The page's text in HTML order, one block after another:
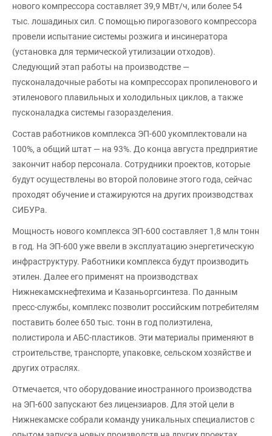
нового компрессора составляет 39,9 МВт/ч, или более 54
тыс. лошадиных сил. С помощью пирогазового компрессора
провели испытание системы розжига и инсинератора
(установка для термической утилизации отходов).
Следующий этап работы на производстве —
пусконаладочные работы на компрессорах пропиленового и
этиленового плавильных и холодильных циклов, а также
пусконаладка системы газоразделения.
Состав работников комплекса ЭП-600 укомплектовали на
100%, а общий штат — на 93%. До конца августа предприятие
закончит набор персонала. Сотрудники проектов, которые
будут осуществлены во второй половине этого года, сейчас
проходят обучение и стажируются на других производствах
СИБУРа.
Мощность нового комплекса ЭП-600 составляет 1,8 млн тонн
в год. На ЭП-600 уже ввели в эксплуатацию энергетическую
инфраструктуру. Работники комплекса будут производить
этилен. Далее его применят на производствах
Нижнекамскнефтехима и Казаньоргсинтеза. По данным
пресс-службы, комплекс позволит российским потребителям
поставить более 650 тыс. тонн в год полиэтилена,
полистирола и АБС-пластиков. Эти материалы применяют в
строительстве, транспорте, упаковке, сельском хозяйстве и
других отраслях.
Отмечается, что оборудование иностранного производства
на ЭП-600 запускают без лицензиаров. Для этой цели в
Нижнекамске собрали команду уникальных специалистов с